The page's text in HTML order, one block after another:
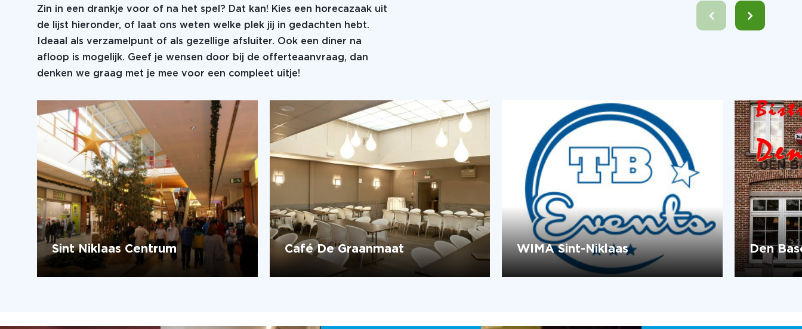
Zin in een drankje voor of na het spel? Dat kan! Kies een horecazaak uit
de lijst hieronder, of laat ons weten welke plek jij in gedachten hebt.
Ideaal als verzamelpunt of als gezellige afsluiter. Ook een diner na
afloop is mogelijk. Geef je wensen door bij de offerteaanvraag, dan
denken we graag met je mee voor een compleet uitje!
Sint Niklaas Centrum Café De Graanmaat WIMA Sint-Niklaas Den